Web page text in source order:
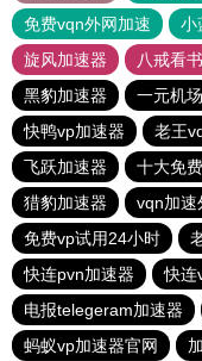
免费vqn外网加速
小
旋风加速器
八戒看书
黑豹加速器
一元机场
快鸭vp加速器
老王
飞跃加速器
十大免
猎豹加速器
vqn加速
免费vp试用24小时
快连pvn加速器
快连
电报telegeram加速器
蚂蚁vp加速器官网